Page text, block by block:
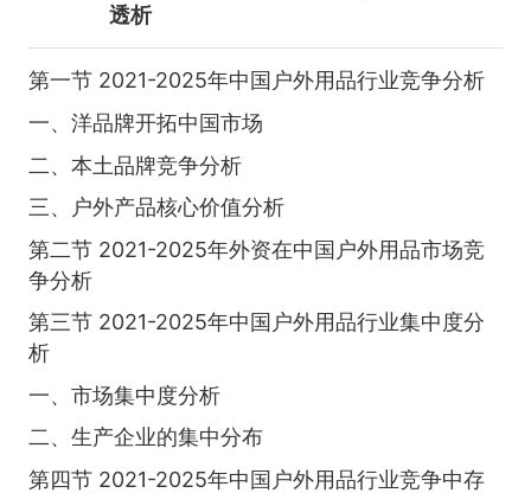
透析
第一节 2021-2025年中国户外用品行业竞争分析
一、洋品牌开拓中国市场
二、本土品牌竞争分析
三、户外产品核心价值分析
第二节 2021-2025年外资在中国户外用品市场竞
争分析
第三节 2021-2025年中国户外用品行业集中度分
析
一、市场集中度分析
二、生产企业的集中分布
第四节 2021-2025年中国户外用品行业竞争中存